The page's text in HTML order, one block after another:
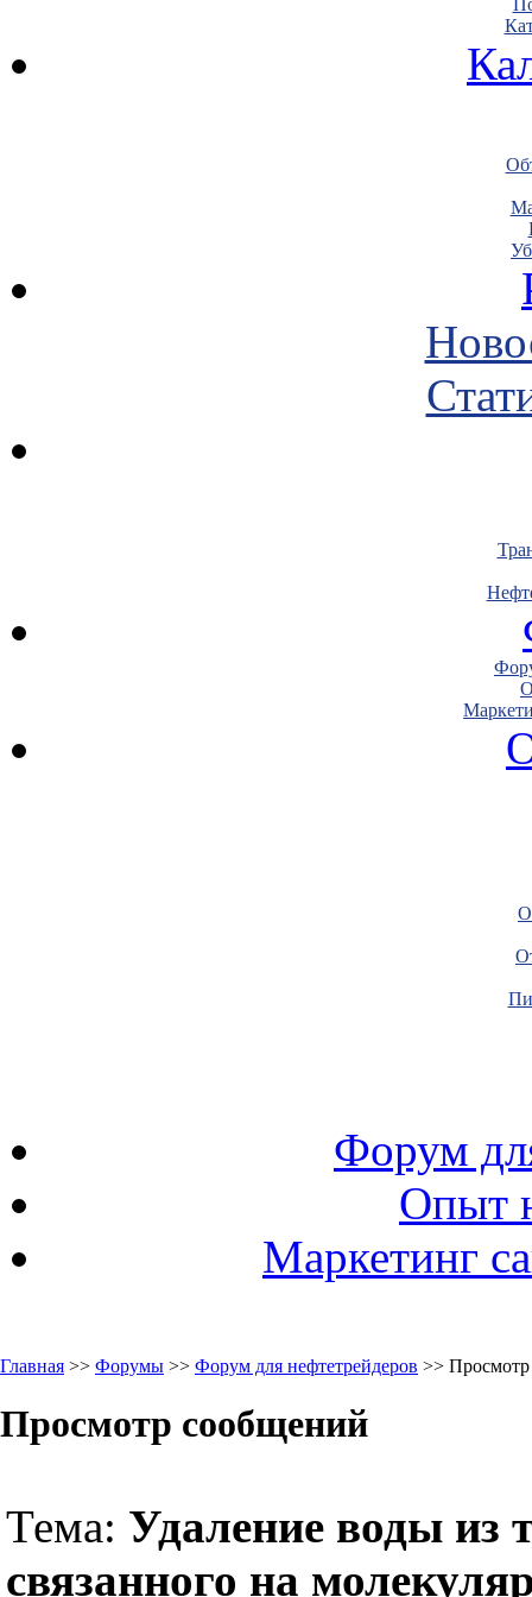
Форум
Опыт
Маркетинг
Главная >> Форумы >> Форум для нефтетрейдеров >>
Просмотр сообщений
Тема: Удаление воды из
связанного на